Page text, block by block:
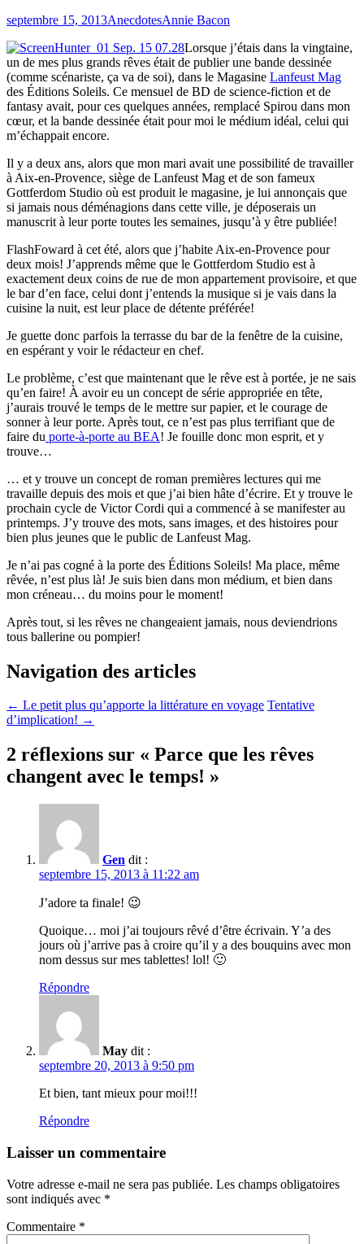
septembre 15, 2013AnecdotesAnnie Bacon
Lorsque j’étais dans la vingtaine,
un de mes plus grands rêves était de publier une bande dessinée
(comme scénariste, ça va de soi), dans le Magasine Lanfeust Mag
des Éditions Soleils. Ce mensuel de BD de science-fiction et de
fantasy avait, pour ces quelques années, remplacé Spirou dans mon
cœur, et la bande dessinée était pour moi le médium idéal, celui qui
m’échappait encore.
Il y a deux ans, alors que mon mari avait une possibilité de travailler
à Aix-en-Provence, siège de Lanfeust Mag et de son fameux
Gottferdom Studio où est produit le magasine, je lui annonçais que
si jamais nous déménagions dans cette ville, je déposerais un
manuscrit à leur porte toutes les semaines, jusqu’à y être publiée!
FlashFoward à cet été, alors que j’habite Aix-en-Provence pour
deux mois! J’apprends même que le Gottferdom Studio est à
exactement deux coins de rue de mon appartement provisoire, et que
le bar d’en face, celui dont j’entends la musique si je vais dans la
cuisine la nuit, est leur place de détente préférée!
Je guette donc parfois la terrasse du bar de la fenêtre de la cuisine,
en espérant y voir le rédacteur en chef.
Le problème, c’est que maintenant que le rêve est à portée, je ne sais
qu’en faire! À avoir eu un concept de série appropriée en tête,
j’aurais trouvé le temps de le mettre sur papier, et le courage de
sonner à leur porte. Après tout, ce n’est pas plus terrifiant que de
faire du porte-à-porte au BEA! Je fouille donc mon esprit, et y
trouve…
… et y trouve un concept de roman premières lectures qui me
travaille depuis des mois et que j’ai bien hâte d’écrire. Et y trouve le
prochain cycle de Victor Cordi qui a commencé à se manifester au
printemps. J’y trouve des mots, sans images, et des histoires pour
bien plus jeunes que le public de Lanfeust Mag.
Je n’ai pas cogné à la porte des Éditions Soleils! Ma place, même
rêvée, n’est plus là! Je suis bien dans mon médium, et bien dans
mon créneau… du moins pour le moment!
Après tout, si les rêves ne changeaient jamais, nous deviendrions
tous ballerine ou pompier!
Navigation des articles
← Le petit plus qu’apporte la littérature en voyage Tentative
d’implication! →
2 réflexions sur « Parce que les rêves
changent avec le temps! »
Gen dit :
septembre 15, 2013 à 11:22 am
J’adore ta finale! 😉
Quoique… moi j’ai toujours rêvé d’être écrivain. Y’a des
jours où j’arrive pas à croire qu’il y a des bouquins avec mon
nom dessus sur mes tablettes! lol! 🙂
Répondre
May dit :
septembre 20, 2013 à 9:50 pm
Et bien, tant mieux pour moi!!!
Répondre
Laisser un commentaire
Votre adresse e-mail ne sera pas publiée. Les champs obligatoires
sont indiqués avec *
Commentaire *